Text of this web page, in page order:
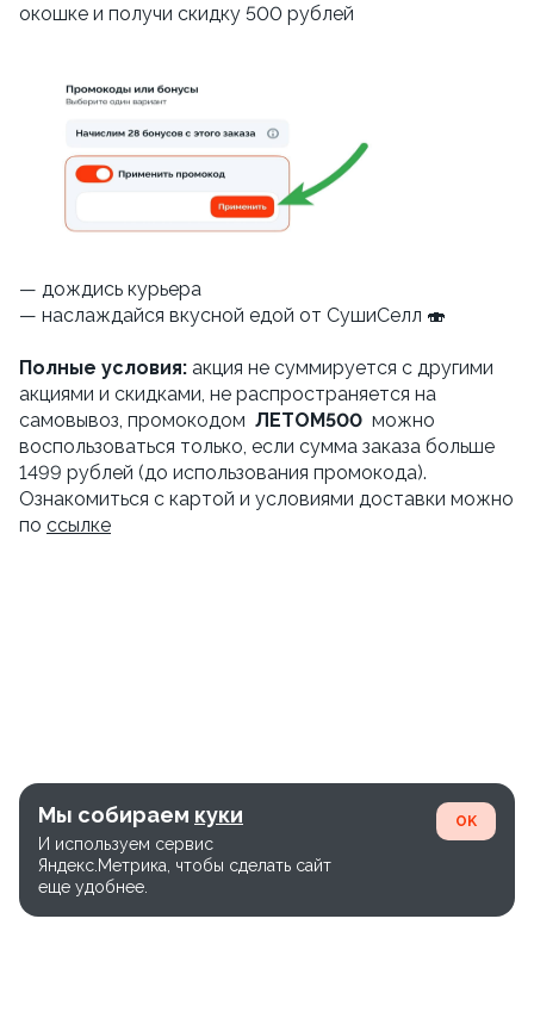
окошке и получи скидку 500 рублей
— дождись курьера
— наслаждайся вкусной едой от СушиСелл 🍣
Полные условия: акция не суммируется с другими
акциями и скидками, не распространяется на
самовывоз, промокодом ЛЕТОМ500 можно
воспользоваться только, если сумма заказа больше
1499 рублей (до использования промокода).
Ознакомиться с картой и условиями доставки можно
по ссылке
Мы собираем куки
И используем сервис
Яндекс.Метрика, чтобы сделать сайт
еще удобнее.
OK